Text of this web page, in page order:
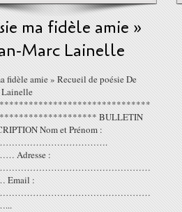
ma fidèle amie »
Marc Lainelle
fidèle amie » Recueil de poésie De
Lainelle
BULLETIN
Nom et Prénom :
:
: